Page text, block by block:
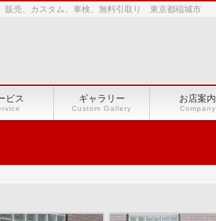
販売、カスタム、車検、無料引取り 東京都稲城市
ビス ギャラリー
Custom Gallery
お店案内
Company